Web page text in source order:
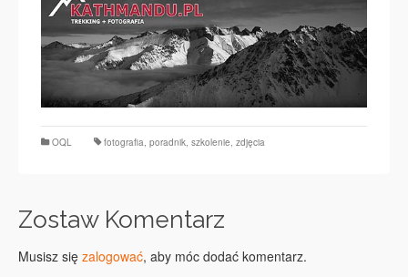
OQL fotografia poradnik szkolenie zdjęcia
Zostaw Komentarz
Musisz się zalogować, aby móc dodać komentarz.